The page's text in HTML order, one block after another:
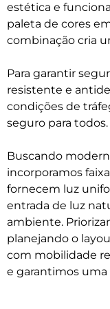
estética e
paleta de cores
combinação cria
Para garantir
resistente e
condições de
seguro para todos.
Buscando
incorporamos
fornecem luz
entrada de luz
ambiente.
planejando o
com mobilidade
e garantimos uma